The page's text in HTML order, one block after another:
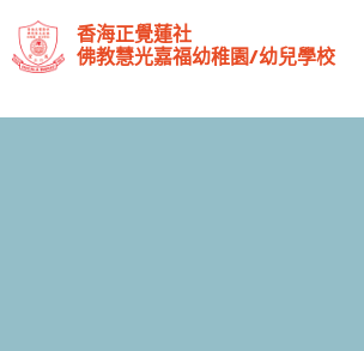
香海正覺蓮社
佛教慧光嘉福幼稚園/幼兒學校